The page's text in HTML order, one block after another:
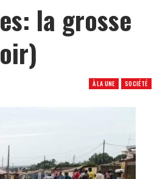
la grosse
À LA UNE SOCIÉTÉ